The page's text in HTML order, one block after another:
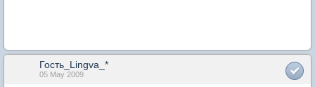
Гость_Lingva_*
05 May 2009